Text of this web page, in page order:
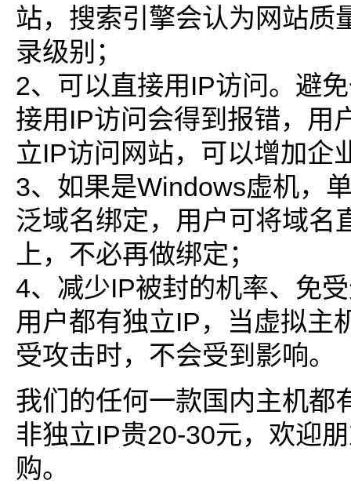
站，搜索引擎会认为网站质
录级别；
2、可以直接用IP访问。避
接用IP访问会得到报错，用
立IP访问网站，可以增加企
3、如果是Windows虚机，
泛域名绑定，用户可将域名
上，不必再做绑定；
4、减少IP被封的机率、免
用户都有独立IP，当虚拟主
受攻击时，不会受到影响。
我们的任何一款国内主机都
非独立IP贵20-30元，欢迎
购。